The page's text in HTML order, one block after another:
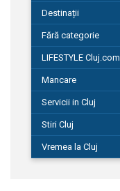
Destinații
Fără categorie
LIFESTYLE Cluj.com
Mancare
Servicii in Cluj
Stiri Cluj
Vremea la Cluj